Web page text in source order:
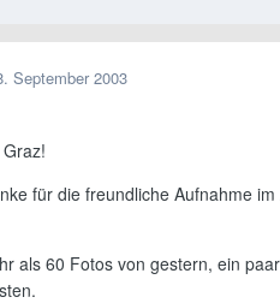
September 2003
für die freundliche Aufnahme
als 60 Fotos von gestern, ein